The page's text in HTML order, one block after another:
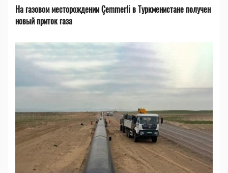
На газовом месторождении Çemmerli в Туркменистане получен
новый приток газа